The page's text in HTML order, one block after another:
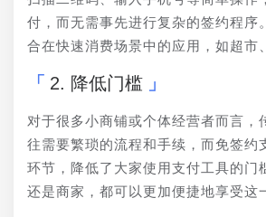
付，而无需事先进行复杂的签约程序
合在快速消费场景中的应用，如超市
2. 降低门槛
对于很多小商铺或个体经营者而言，
往需要繁琐的流程和手续，而免签约
环节，降低了大家使用支付工具的门
还是商家，都可以更加便捷地享受这